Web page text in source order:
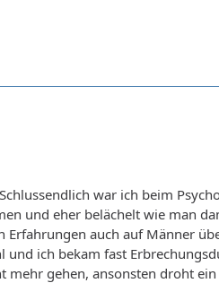
war ich beim
und eher belächelt wie man
auch auf Männer
ich bekam fast
gehen, ansonsten droht ein